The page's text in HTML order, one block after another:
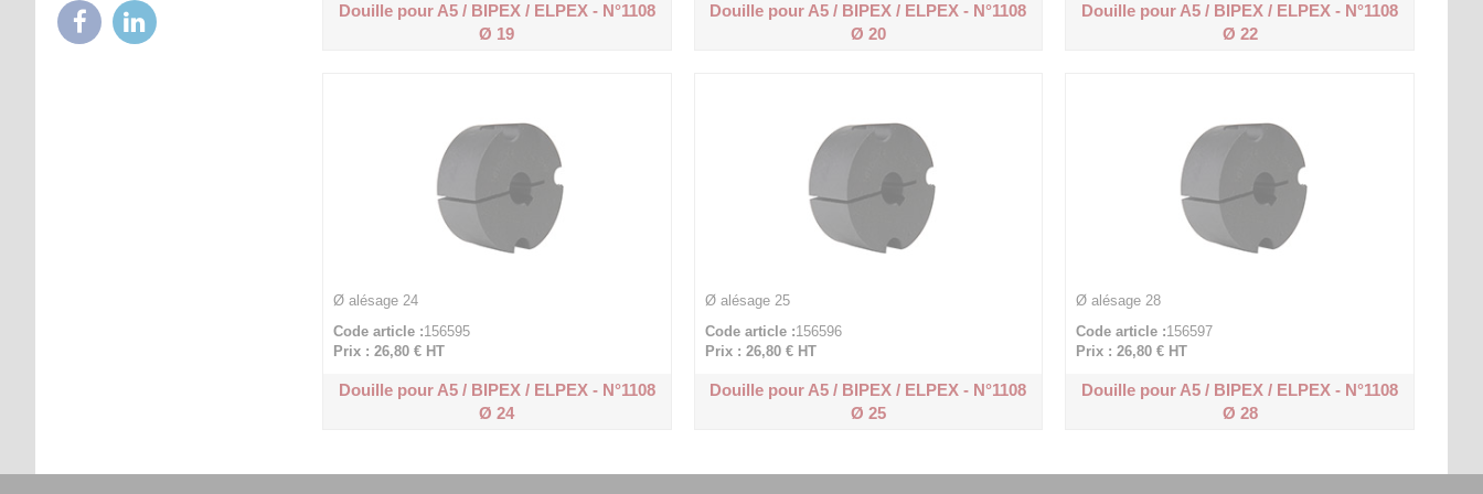
Douille pour A5 / BIPEX / ELPEX - N°1108
Ø 19
Douille pour A5 / BIPEX / ELPEX - N°1108
Ø 20
Douille pour A5 / BIPEX / ELPEX - N°1108
Ø 22
Ø alésage 24
Code article :156595
Prix : 26,80 € HT
Douille pour A5 / BIPEX / ELPEX - N°1108
Ø 24
Ø alésage 25
Code article :156596
Prix : 26,80 €HT
Douille pour A5 / BIPEX / ELPEX - N°1108
Ø 25
Ø alésage 28
Code article :156597
Prix : 26,80 € HT
Douille pour A5 / BIPEX / ELPEX - N°1108
Ø 28